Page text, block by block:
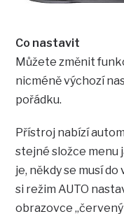
Co nastavit
Můžete změnit
nicméně výchozí
pořádku.
Přístroj nabízí
stejné složce menu
je, někdy se musí
si režim AUTO
obrazovce